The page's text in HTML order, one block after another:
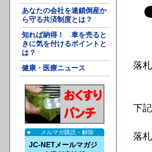
あなたの会社を連鎖倒産か
ら守る共済制度とは？
知れば納得！ 車を売ると
きに気を付けるポイントと
は？
健康・医療ニュース
メルマガ購読・解除
JC-NETメールマガジ
落
下
落